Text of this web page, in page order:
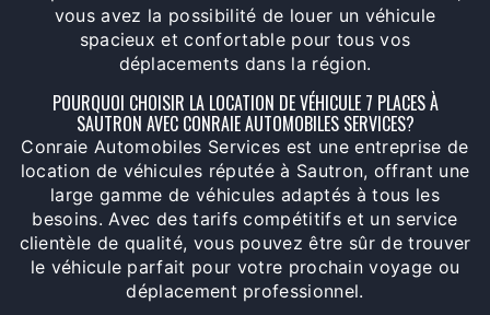
vous avez la possibilité de louer un véhicule
spacieux et confortable pour tous vos
déplacements dans la région.
POURQUOI CHOISIR LA LOCATION DE VÉHICULE 7 PLACES À
SAUTRON AVEC CONRAIE AUTOMOBILES SERVICES?
Conraie Automobiles Services est une entreprise de
location de véhicules réputée à Sautron, offrant une
large gamme de véhicules adaptés à tous les
besoins. Avec des tarifs compétitifs et un service
clientèle de qualité, vous pouvez être sûr de trouver
le véhicule parfait pour votre prochain voyage ou
déplacement professionnel.